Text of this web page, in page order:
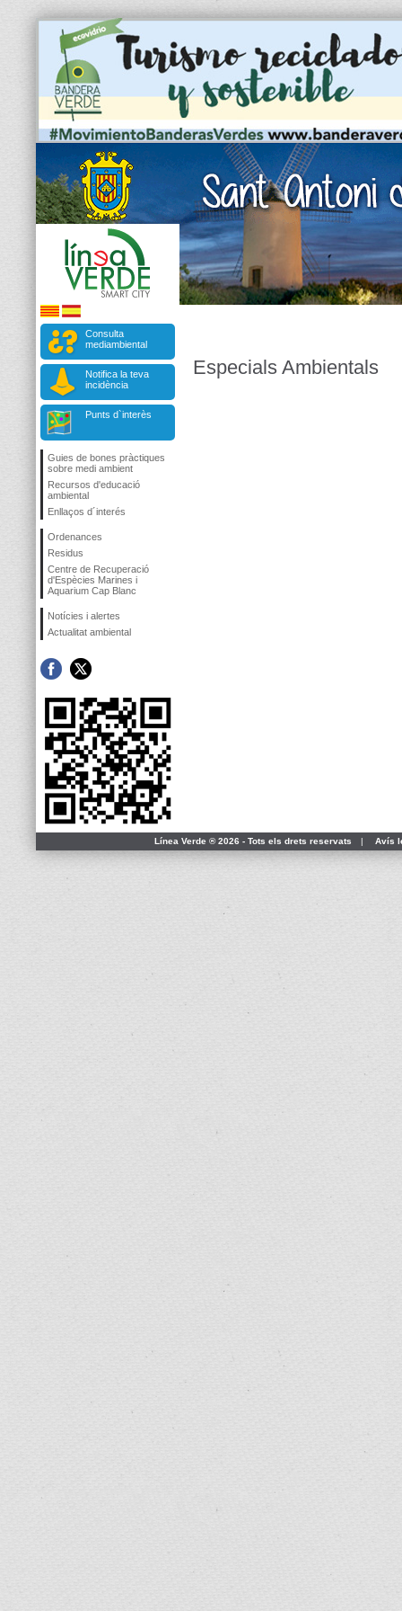
Consulta
mediambiental
Notifica la teva
incidència
Punts d`interès
Guies de bones pràctiques
sobre medi ambient
Recursos d'educació
ambiental
Enllaços d´interés
Ordenances
Residus
Centre de Recuperació
d'Espècies Marines i
Aquarium Cap Blanc
Notícies i alertes
Actualitat ambiental
Especials Ambientals
Línea Verde ® 2026 - Tots els drets reservats | Avís